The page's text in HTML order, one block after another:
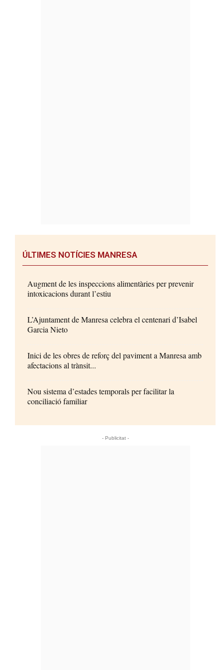
ÚLTIMES NOTÍCIES MANRESA
Augment de les inspeccions alimentàries per prevenir
intoxicacions durant l’estiu
L’Ajuntament de Manresa celebra el centenari d’Isabel
Garcia Nieto
Inici de les obres de reforç del paviment a Manresa amb
afectacions al trànsit...
Nou sistema d’estades temporals per facilitar la
conciliació familiar
- Publicitat -